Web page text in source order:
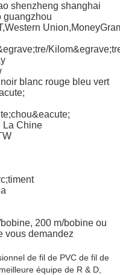
shenzheng shanghai
guangzhou
blanc rouge bleu vert
La Chine
200 m/bobine ou
vous demandez
de fil de PVC de fil de
équipe de R & D,